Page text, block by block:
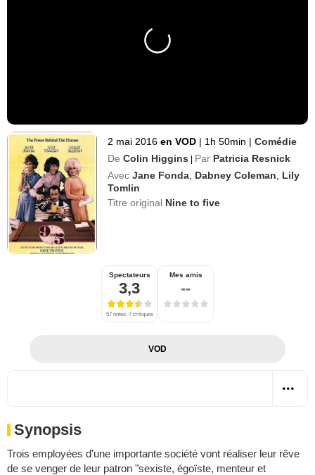
2 mai 2016 en VOD | 1h 50min | Comédie
De Colin Higgins | Par Patricia Resnick
Avec Jane Fonda Dabney Coleman
Lily
Tomlin
Titre original Nine to five
Spectateurs
3,3
57 notes, 7 critiques
Mes amis
--
VOD
Synopsis
Trois employées d'une importante société vont réaliser leur rêve
de se venger de leur patron "sexiste, égoïste, menteur et